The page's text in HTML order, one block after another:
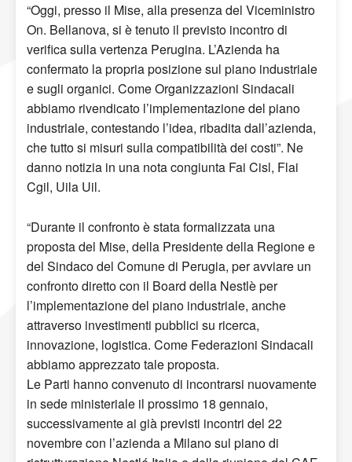
“Oggi, presso il Mise, alla presenza del Viceministro
On. Bellanova, si è tenuto il previsto incontro di
verifica sulla vertenza Perugina. L’Azienda ha
confermato la propria posizione sul piano industriale
e sugli organici. Come Organizzazioni Sindacali
abbiamo rivendicato l’implementazione del piano
industriale, contestando l’idea, ribadita dall’azienda,
che tutto si misuri sulla compatibilità dei costi”. Ne
danno notizia in una nota congiunta Fai Cisl, Flai
Cgil, Uila Uil.
“Durante il confronto è stata formalizzata una
proposta del Mise, della Presidente della Regione e
del Sindaco del Comune di Perugia, per avviare un
confronto diretto con il Board della Nestlè per
l’implementazione del piano industriale, anche
attraverso investimenti pubblici su ricerca,
innovazione, logistica. Come Federazioni Sindacali
abbiamo apprezzato tale proposta.
Le Parti hanno convenuto di incontrarsi nuovamente
in sede ministeriale il prossimo 18 gennaio,
successivamente ai già previsti incontri del 22
novembre con l’azienda a Milano sul piano di